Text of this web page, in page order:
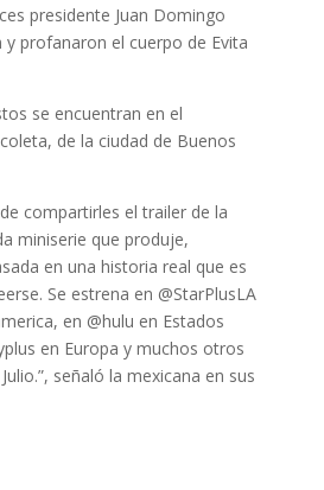
presidente Juan Domingo
profanaron el cuerpo de Evita
se encuentran en el
de la ciudad de Buenos
compartirles el trailer de la
miniserie que produje,
en una historia real que es
Se estrena en @StarPlusLA
en @hulu en Estados
en Europa y muchos otros
señaló la mexicana en sus